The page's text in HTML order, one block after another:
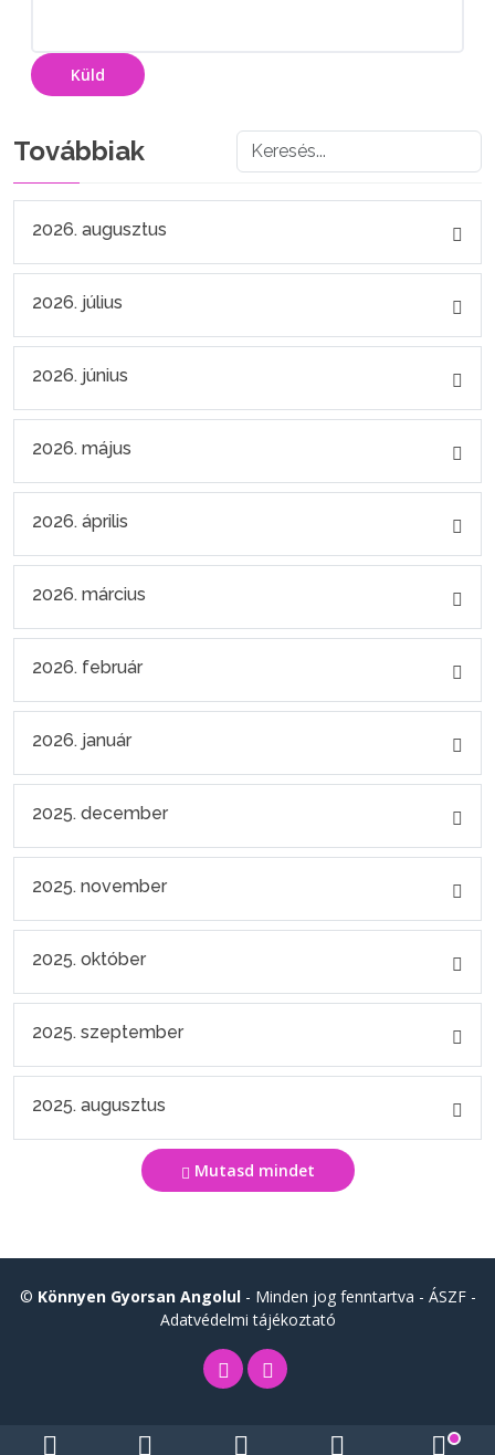
Küld
Továbbiak
2026. augusztus
2026. július
2026. június
2026. május
2026. április
2026. március
2026. február
2026. január
2025. december
2025. november
2025. október
2025. szeptember
2025. augusztus
Mutasd mindet
© Könnyen Gyorsan Angolul- Minden jog fenntartva - ÁSZF-
Adatvédelmi tájékoztató